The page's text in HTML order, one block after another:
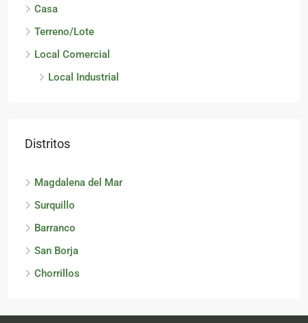
Casa
Terreno/Lote
Local Comercial
Local Industrial
Distritos
Magdalena del Mar
Surquillo
Barranco
San Borja
Chorrillos